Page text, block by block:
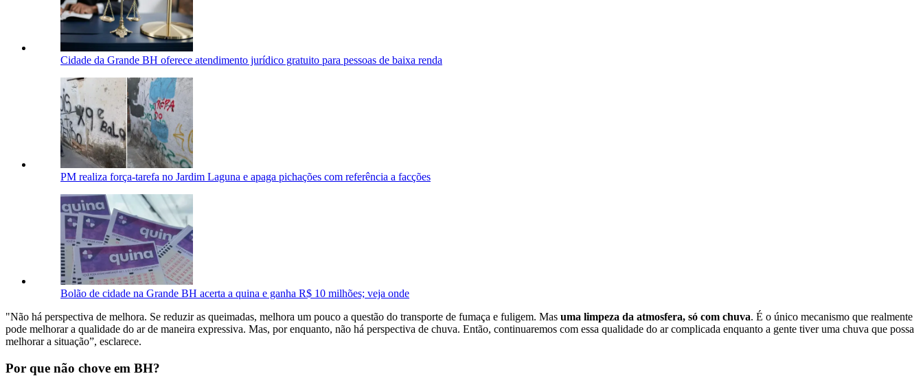
Cidade da Grande BH oferece atendimento jurídico gratuito para pessoas de baixa renda
PM realiza força-tarefa no Jardim Laguna e apaga pichações com referência a facções
Bolão de cidade na Grande BH acerta a quina e ganha R$ 10 milhões; veja onde
"Não há perspectiva de melhora. Se reduzir as queimadas, melhora um pouco a questão do transporte de fumaça e fuligem. Mas uma limpeza da atmosfera, só com chuva. É o único mecanismo que realmente
pode melhorar a qualidade do ar de maneira expressiva. Mas, por enquanto, não há perspectiva de chuva. Então, continuaremos com essa qualidade do ar complicada enquanto a gente tiver uma chuva que possa
melhorar a situação”, esclarece.
Por que não chove em BH?